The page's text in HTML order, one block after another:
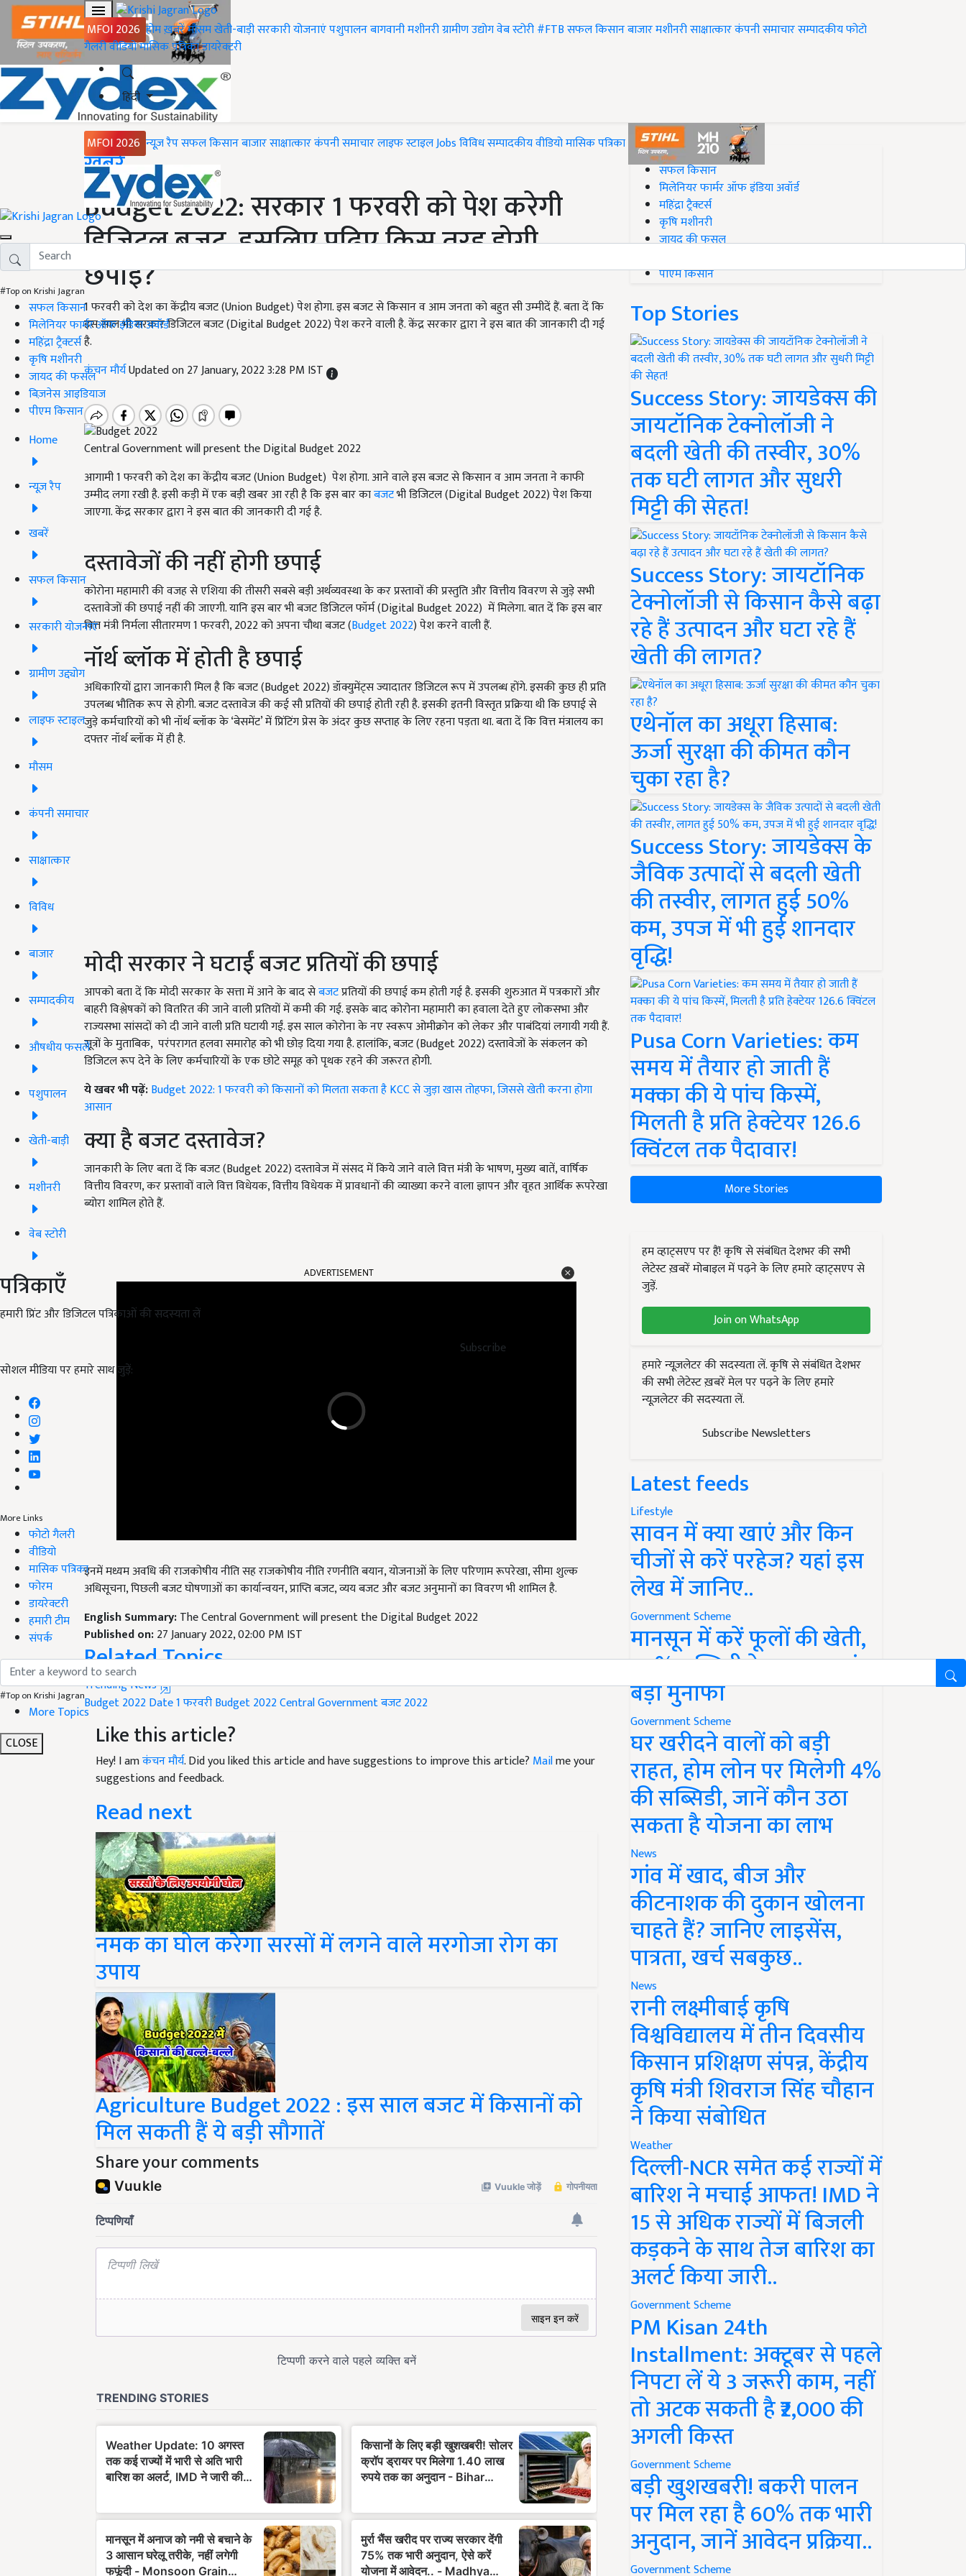
MFOI 2026 होमख़बरेंमौसमखेती-बाड़ीसरकारी योजनाएंपशुपालनबागवानीमशीनरीग्रामीण उद्योगवेब स्टोरी#FTBसफल किसानबाजारमशीनरीसाक्षात्कारकंपनी समाचारसम्पादकीयफोटो
गैलरीवीडियोमासिक पत्रिकाडायरेक्टरी
हिंदी
MFOI 2026 न्यूज़ रैपसफल किसानबाजारसाक्षात्कारकंपनी समाचारलाइफ स्टाइलJobsविविधसम्पादकीयवीडियोमासिक पत्रिका
#Top on Krishi Jagran
सफल किसान
मिलेनियर फार्मर ऑफ इंडिया अवॉर्ड
महिंद्रा ट्रैक्टर्स
कृषि मशीनरी
जायद की फसल
बिज़नेस आइडियाज
पीएम किसान
Home
न्यूज़ रैप
खबरें
सफल किसान
सरकारी योजनाएं
ग्रामीण उद्द्योग
लाइफ स्टाइल
मौसम
कंपनी समाचार
साक्षात्कार
विविध
बाजार
सम्पादकीय
औषधीय फसलें
पशुपालन
खेती-बाड़ी
मशीनरी
वेब स्टोरी
पत्रिकाएँ
हमारी प्रिंट और डिजिटल पत्रिकाओं की सदस्यता लें
Subscribe
सोशल मीडिया पर हमारे साथ जुड़ें:
More Links
फोटो गैलरी
वीडियो
मासिक पत्रिका
फोरम
डायरेक्टरी
हमारी टीम
संपर्क
#Top on Krishi Jagran
More Topics
CLOSE
Home
ख़बरें
Budget 2022: सरकार 1 फरवरी को पेश करेगी
डिजिटल बजट, इसलिए पढ़िए किस तरह होगी
छपाई?
1 फरवरी को देश का केंद्रीय बजट (Union Budget) पेश होगा. इस बजट से किसान व आम जनता को बहुत सी उम्मीदें हैं. बता दें कि
इस साल भी सरकार डिजिटल बजट (Digital Budget 2022) पेश करने वाली है. केंद्र सरकार द्वारा ने इस बात की जानकारी दी गई
है.
कंचन मौर्यUpdated on 27 January, 2022 3:28 PM IST
Central Government will present the Digital Budget 2022
आगामी 1 फरवरी को देश का केंद्रीय बजट (Union Budget) पेश होगा. आने वाले इस बजट से किसान व आम जनता ने काफी
उम्मीद लगा रखी है. इसी कड़ी में एक बड़ी खबर आ रही है कि इस बार काबजटभी डिजिटल (Digital Budget 2022) पेश किया
जाएगा. केंद्र सरकार द्वारा ने इस बात की जानकारी दी गई है.
दस्तावेजों की नहीं होगी छपाई
कोरोना महामारी की वजह से एशिया की तीसरी सबसे बड़ी अर्थव्यवस्था के कर प्रस्तावों की प्रस्तुति और वित्तीय विवरण से जुड़े सभी
दस्तावेजों की छपाई नहीं की जाएगी. यानि इस बार भी बजट डिजिटल फॉर्म (Digital Budget 2022) में मिलेगा. बात दें कि इस बार
वित्त मंत्री निर्मला सीतारमण 1 फरवरी, 2022 को अपना चौथा बजट (Budget 2022) पेश करने वाली हैं.
नॉर्थ ब्लॉक में होती है छपाई
अधिकारियों द्वारा जानकारी मिल है कि बजट (Budget 2022) डॉक्युमेंट्स ज्यादातर डिजिटल रूप में उपलब्ध होंगे. इसकी कुछ ही प्रति
उपलब्ध भौतिक रूप से होगी. बजट दस्तावेज की कई सौ प्रतियों की छपाई होती रही है. इसकी इतनी विस्तृत प्रक्रिया थी कि छपाई से
जुड़े कर्मचारियों को भी नॉर्थ ब्लॉक के ‘बेसमेंट’ में प्रिंटिंग प्रेस के अंदर कुछ सप्ताह के लिए रहना पड़ता था. बता दें कि वित्त मंत्रालय का
दफ्तर नॉर्थ ब्लॉक में ही है.
मोदी सरकार ने घटाईं बजट प्रतियों की छपाई
आपको बता दें कि मोदी सरकार के सत्ता में आने के बाद सेबजटप्रतियों की छपाई कम होती गई है. इसकी शुरुआत में पत्रकारों और
बाहरी विश्लेषकों को वितरित की जाने वाली प्रतियों में कमी की गई. इसके बाद कोरोना महामारी का हवाला देते हुए लोकसभा और
राज्यसभा सांसदों को दी जाने वाली प्रति घटायी गईं. इस साल कोरोना के नए स्वरूप ओमीक्रोन को लेकर और पाबंदियां लगायी गयी हैं.
सूत्रों के मुताबिक, परंपरागत हलवा समारोह को भी छोड़ दिया गया है. हालांकि, बजट (Budget 2022) दस्तावेजों के संकलन को
डिजिटल रूप देने के लिए कर्मचारियों के एक छोटे समूह को पृथक रहने की जरूरत होगी.
ये खबर भी पढ़ें:Budget 2022: 1 फरवरी को किसानों को मिलता सकता है KCC से जुड़ा खास तोहफा, जिससे खेती करना होगा
आसान
क्या है बजट दस्तावेज?
जानकारी के लिए बता दें कि बजट (Budget 2022) दस्तावेज में संसद में किये जाने वाले वित्त मंत्री के भाषण, मुख्य बातें, वार्षिक
वित्तीय विवरण, कर प्रस्तावों वाले वित्त विधेयक, वित्तीय विधेयक में प्रावधानों की व्याख्या करने वाला ज्ञापन और वृहत आर्थिक रूपरेखा
ब्योरा शामिल होते हैं.
अधिसूचना, पिछली बजट घोषणाओं का कार्यान्वयन, प्राप्ति बजट, व्यय बजट और बजट अनुमानों का विवरण भी शामिल है.
English Summary:
The Central Government will present the Digital Budget 2022
Published on:27 January 2022, 02:00 PM IST
Related Topics
Trending News
Budget 2022 Date1 फरवरीBudget 2022Central Governmentबजट 2022
Like this article?
Hey! I amकंचन मौर्य. Did you liked this article and have suggestions to improve this article?
suggestions and feedback.
Read next
नमक का घोल करेगा सरसों में लगने वाले मरगोजा रोग का
उपाय
Agriculture Budget 2022 : इस साल बजट में किसानों को
मिल सकती हैं ये बड़ी सौगातें
Share your comments
#Top on Krishi Jagran
सफल किसान
मिलेनियर फार्मर ऑफ इंडिया अवॉर्ड
महिंद्रा ट्रैक्टर्स
कृषि मशीनरी
जायद की फसल
पीएम किसान
Top Stories
Success Story: जायडेक्स की
जायटॉनिक टेक्नोलॉजी ने
बदली खेती की तस्वीर, 30%
तक घटी लागत और सुधरी
मिट्टी की सेहत!
Success Story: जायटॉनिक
टेक्नोलॉजी से किसान कैसे बढ़ा
रहे हैं उत्पादन और घटा रहे हैं
खेती की लागत?
एथेनॉल का अधूरा हिसाब:
ऊर्जा सुरक्षा की कीमत कौन
चुका रहा है?
Success Story: जायडेक्स के
जैविक उत्पादों से बदली खेती
की तस्वीर, लागत हुई 50%
कम, उपज में भी हुई शानदार
वृद्धि!
Pusa Corn Varieties: कम
समय में तैयार हो जाती हैं
मक्का की ये पांच किस्में,
मिलती है प्रति हेक्टेयर 126.6
क्विंटल तक पैदावार!
More Stories
हम व्हाट्सएप पर हैं! कृषि से संबंधित देशभर की सभी
लेटेस्ट ख़बरें मोबाइल में पढ़ने के लिए हमारे व्हाट्सएप से
जुड़ें.
Join on WhatsApp
हमारे न्यूज़लेटर की सदस्यता लें. कृषि से संबंधित देशभर
की सभी लेटेस्ट ख़बरें मेल पर पढ़ने के लिए हमारे
न्यूज़लेटर की सदस्यता लें.
Subscribe Newsletters
Latest feeds
Lifestyle
सावन में क्या खाएं और किन
चीजों से करें परहेज? यहां इस
लेख में जानिए..
Government Scheme
मानसून में करें फूलों की खेती,
50% सब्सिडी के साथ कमाएं
बड़ा मुनाफा
Government Scheme
घर खरीदने वालों को बड़ी
राहत, होम लोन पर मिलेगी 4%
की सब्सिडी, जानें कौन उठा
सकता है योजना का लाभ
News
गांव में खाद, बीज और
कीटनाशक की दुकान खोलना
चाहते हैं? जानिए लाइसेंस,
पात्रता, खर्च सबकुछ..
News
रानी लक्ष्मीबाई कृषि
विश्वविद्यालय में तीन दिवसीय
किसान प्रशिक्षण संपन्न, केंद्रीय
कृषि मंत्री शिवराज सिंह चौहान
ने किया संबोधित
Weather
दिल्ली-NCR समेत कई राज्यों में
बारिश ने मचाई आफत! IMD ने
15 से अधिक राज्यों में बिजली
कड़कने के साथ तेज बारिश का
अलर्ट किया जारी..
Government Scheme
PM Kisan 24th
Installment: अक्टूबर से पहले
निपटा लें ये 3 जरूरी काम, नहीं
तो अटक सकती है ₹2,000 की
अगली किस्त
Government Scheme
बड़ी खुशखबरी! बकरी पालन
पर मिल रहा है 60% तक भारी
अनुदान, जानें आवेदन प्रक्रिया..
Government Scheme